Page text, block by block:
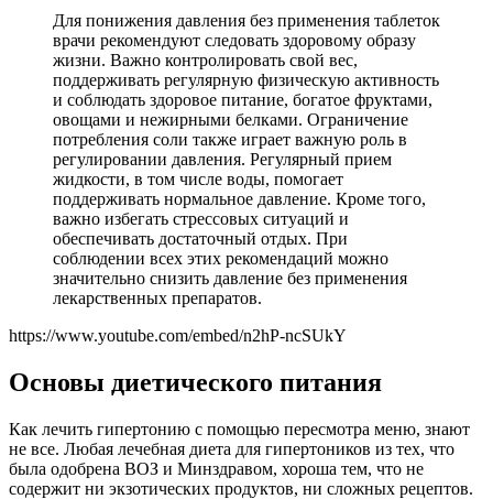
Для понижения давления без применения таблеток
врачи рекомендуют следовать здоровому образу
жизни. Важно контролировать свой вес,
поддерживать регулярную физическую активность
и соблюдать здоровое питание, богатое фруктами,
овощами и нежирными белками. Ограничение
потребления соли также играет важную роль в
регулировании давления. Регулярный прием
жидкости, в том числе воды, помогает
поддерживать нормальное давление. Кроме того,
важно избегать стрессовых ситуаций и
обеспечивать достаточный отдых. При
соблюдении всех этих рекомендаций можно
значительно снизить давление без применения
лекарственных препаратов.
https://www.youtube.com/embed/n2hP-ncSUkY
Основы диетического питания
Как лечить гипертонию с помощью пересмотра меню, знают
не все. Любая лечебная диета для гипертоников из тех, что
была одобрена ВОЗ и Минздравом, хороша тем, что не
содержит ни экзотических продуктов, ни сложных рецептов.